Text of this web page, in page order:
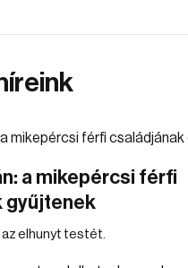
a mikepércsi férfi
gyűjtenek
az elhunyt testét.